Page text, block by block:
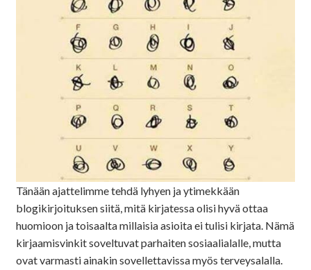
Tänään ajattelimme tehdä lyhyen ja ytimekkään
blogikirjoituksen siitä, mitä kirjatessa olisi hyvä ottaa
huomioon ja toisaalta millaisia asioita ei tulisi kirjata. Nämä
kirjaamisvinkit soveltuvat parhaiten sosiaalialalle, mutta
ovat varmasti ainakin sovellettavissa myös terveysalalla.